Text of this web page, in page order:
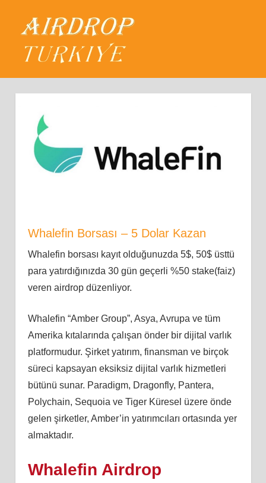
Whalefin Borsası – 5 Dolar Kazan
Whalefin borsası kayıt olduğunuzda 5$, 50$ üsttü
para yatırdığınızda 30 gün geçerli %50 stake(faiz)
veren airdrop düzenliyor.
Whalefin “Amber Group”, Asya, Avrupa ve tüm
Amerika kıtalarında çalışan önder bir dijital varlık
platformudur. Şirket yatırım, finansman ve birçok
süreci kapsayan eksiksiz dijital varlık hizmetleri
bütünü sunar. Paradigm, Dragonfly, Pantera,
Polychain, Sequoia ve Tiger Küresel üzere önde
gelen şirketler, Amber’in yatırımcıları ortasında yer
almaktadır.
Whalefin Airdrop